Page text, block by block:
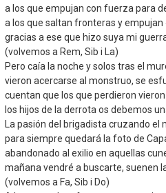
a los que empujan con fuerza para
a los que saltan fronteras y empujan
gracias a ese que hizo suya mi
(volvemos a Rem, Sib i La)
Pero caía la noche y solos tras el
vieron acercarse al monstruo, se
cuentan que los que perdieron
los hijos de la derrota os debemos
La pasión del brigadista cruzando el
para siempre quedará la foto de
abandonado al exilio en aquellas
mañana vendré a buscarte, suenen
(volvemos a Fa, Sib i Do)